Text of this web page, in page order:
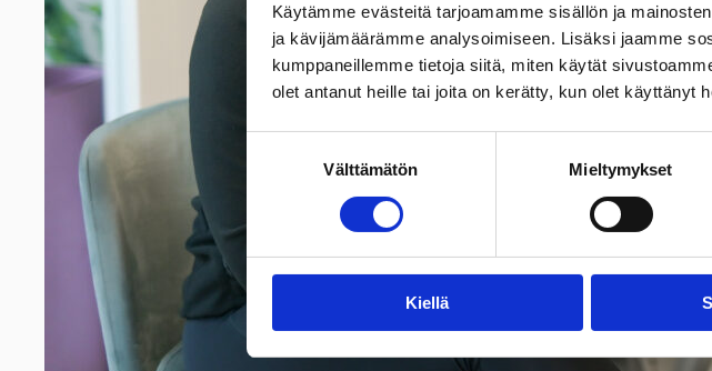
Käytämme evästeitä tarjoamamme sisällön ja
ja kävijämäärämme analysoimiseen. Lisäksi jaamme
kumppaneillemme tietoja siitä, miten käytät
olet antanut heille tai joita on kerätty, kun olet käyttänyt
Välttämätön Mieltymykset
Kiellä